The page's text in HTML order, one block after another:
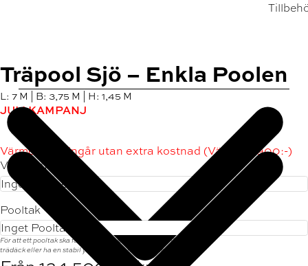
Träpool Sjö – Enkla Poolen
L: 7 M | B: 3,75 M | H: 1,45 M
JULI KAMPANJ
Värmepump ingår utan extra kostnad (Värde 14.900:-)
Värmepump
Pooltak
För att ett pooltak ska fungera behöver poolen vara inbyggd i ett
trädäck eller ha en stabil yta runtom som taket kan löpa på.